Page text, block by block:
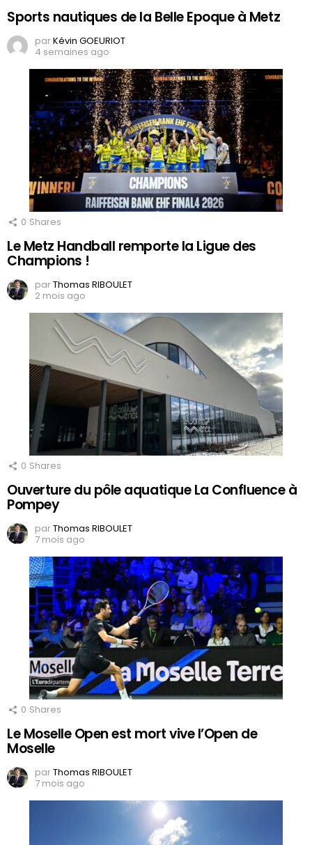
Sports nautiques de la Belle Epoque à Metz
parKévin GOEURIOT
4 semaines ago
0 Shares
Le Metz Handball remporte la Ligue des
Champions !
parThomas RIBOULET
2 mois ago
0 Shares
Ouverture du pôle aquatique La Confluence à
Pompey
parThomas RIBOULET
7 mois ago
0 Shares
Le Moselle Open est mort vive l’Open de
Moselle
parThomas RIBOULET
7 mois ago